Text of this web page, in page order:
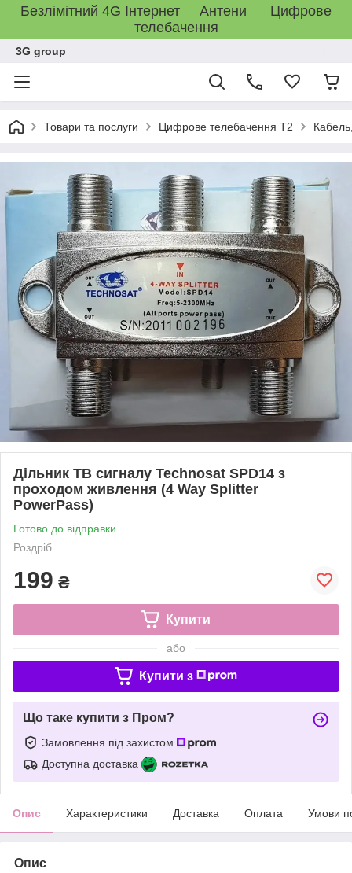
Безлімітний 4G Інтернет Антени Цифрове
телебачення
3G group
Товари та послуги Цифрове телебачення T2
Дільник ТВ сигналу Technosat SPD14 з
проходом живлення (4 Way Splitter
PowerPass)
Готово до відправки
Роздріб
199 ₴
Купити
або
Купити з
Що таке купити з Пром?
Замовлення під захистом
Доступна доставка
Опис Характеристики Доставка Оплата Умови
Опис